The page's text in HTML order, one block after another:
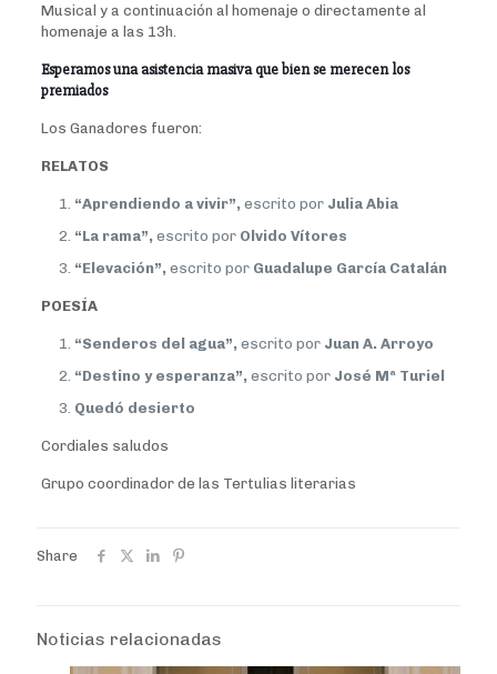
Musical y a continuación al homenaje o directamente al
homenaje a las 13h.
Esperamos una asistencia masiva que bien se merecen los
premiados
Los Ganadores fueron:
RELATOS
“Aprendiendo a vivir”, escrito porJulia Abia
“La rama”, escrito porOlvido Vítores
“Elevación”, escrito porGuadalupe García Catalán
POESÍA
“Senderos del agua”, escrito por Juan A. Arroyo
“Destino y esperanza”, escrito porJosé Mª Turiel
Quedó desierto
Cordiales saludos
Grupo coordinador de las Tertulias literarias
Share
Noticias relacionadas